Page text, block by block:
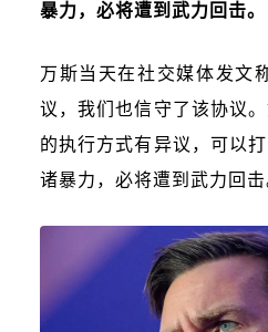
暴力，必将遭到武力回击。
万斯当天在社交媒体发文
议，我们也信守了该协议
的执行方式有异议，可以
诸暴力，必将遭到武力回击